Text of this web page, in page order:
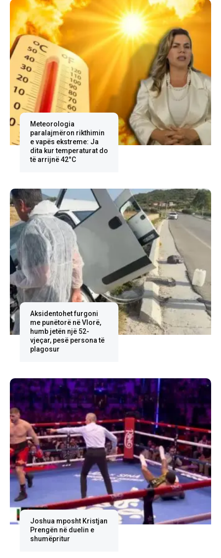
Meteorologia
paralajmëron rikthimin
e vapës ekstreme: Ja
dita kur temperaturat do
të arrijnë 42°C
Aksidentohet furgoni
me punëtorë në Vlorë,
humb jetën një 52-
vjeçar, pesë persona të
plagosur
Joshua mposht Kristjan
Prengën në duelin e
shumëpritur